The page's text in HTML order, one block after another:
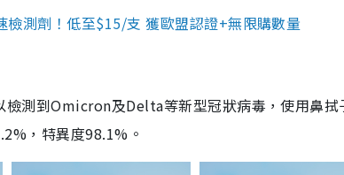
測劑！低至$15/支 獲歐盟認證+無限購數量
測到Omicron及Delta等新型冠狀病毒，使用鼻拭
，特異度98.1%。